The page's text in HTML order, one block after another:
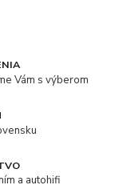
Vám s výberom
a autohifi